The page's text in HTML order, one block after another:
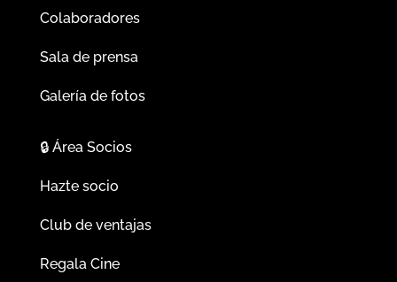
Colaboradores
Sala de prensa
Galería de fotos
🔒Área Socios
Hazte socio
Club de ventajas
Regala Cine